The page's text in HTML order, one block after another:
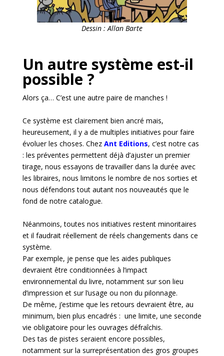
Dessin : Allan Barte
Un autre système est-il
possible ?
Alors ça… C’est une autre paire de manches !
Ce système est clairement bien ancré mais,
heureusement, il y a de multiples initiatives pour faire
évoluer les choses. Chez Ant Editions, c’est notre cas
: les préventes permettent déjà d’ajuster un premier
tirage, nous essayons de travailler dans la durée avec
les libraires, nous limitons le nombre de nos sorties et
nous défendons tout autant nos nouveautés que le
fond de notre catalogue.
Néanmoins, toutes nos initiatives restent minoritaires
et il faudrait réellement de réels changements dans ce
système.
Par exemple, je pense que les aides publiques
devraient être conditionnées à l’impact
environnemental du livre, notamment sur son lieu
d’impression et sur l’usage ou non du pilonnage.
De même, j’estime que les retours devraient être, au
minimum, bien plus encadrés : une limite, une seconde
vie obligatoire pour les ouvrages défraîchis.
Des tas de pistes seraient encore possibles,
notamment sur la surreprésentation des gros groupes